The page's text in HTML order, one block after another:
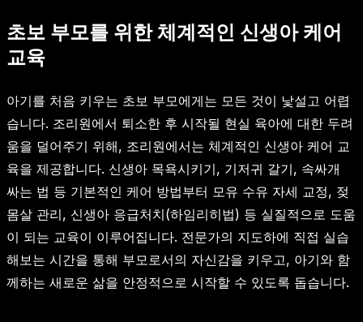
초보 부모를 위한 체계적인 신생아 케어
교육
아기를 처음 키우는 초보 부모에게는 모든 것이 낯설고 어렵
습니다. 조리원에서 퇴소한 후 시작될 현실 육아에 대한 두려
움을 덜어주기 위해, 조리원에서는 체계적인 신생아 케어 교
육을 제공합니다. 신생아 목욕시키기, 기저귀 갈기, 속싸개
싸는 법 등 기본적인 케어 방법부터 모유 수유 자세 교정, 젖
몸살 관리, 신생아 응급처치(하임리히법) 등 실질적으로 도움
이 되는 교육이 이루어집니다. 전문가의 지도하에 직접 실습
해보는 시간을 통해 부모로서의 자신감을 키우고, 아기와 함
께하는 새로운 삶을 안정적으로 시작할 수 있도록 돕습니다.